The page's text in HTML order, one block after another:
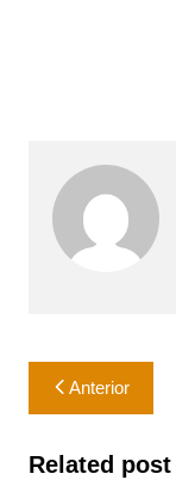
Navegação
de
Post
Anterior
Related post